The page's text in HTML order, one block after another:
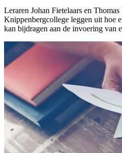
Leraren Johan Fietelaars en
Knippenbergcollege leggen uit hoe
kan bijdragen aan de invoering van